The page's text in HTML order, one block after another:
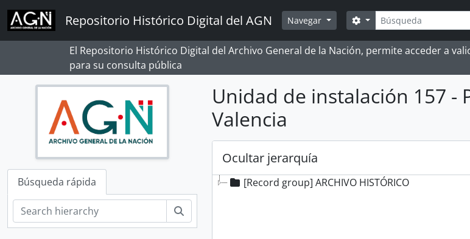
Skip to main content
Repositorio Histórico Digital del AGN Navegar Búsqueda
Search options
El Repositorio Histórico Digital del Archivo General de la Nación, permite acceder a
para su consulta pública
Búsqueda rápida
Unidad de instalación 157 -
Valencia
Ocultar jerarquía
[Record group] ARCHIVO HISTÓRICO